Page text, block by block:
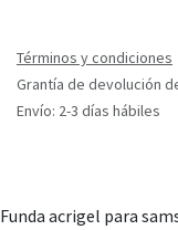
Términos y condiciones
Grantía de devolución
Envío: 2-3 días hábiles
Funda acrigel para